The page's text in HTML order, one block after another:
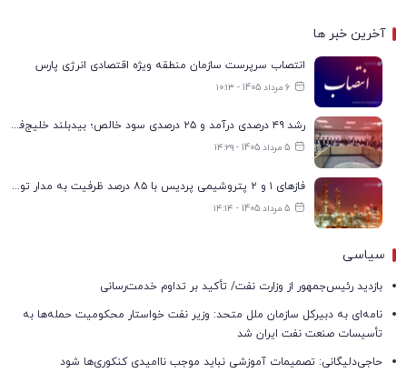
آخرین خبر ها
انتصاب سرپرست سازمان منطقه ویژه اقتصادی انرژی پارس
6 مرداد 1405 - ۱۰:۱۳
رشد ۴۹ درصدی درآمد و ۲۵ درصدی سود خالص؛ بیدبلند خلیج‌فارس سال ۱۴۰۴ را با رکوردهای جدید به پایان رساند
5 مرداد 1405 - ۱۴:۲۹
فازهای ۱ و ۲ پتروشیمی پردیس با ۸۵ درصد ظرفیت به مدار تولید بازگشتند
5 مرداد 1405 - ۱۴:۱۴
سیاسی
بازدید رئیس‌جمهور از وزارت نفت/ تأکید بر تداوم خدمت‌رسانی
نامه‌ای به دبیرکل سازمان ملل متحد: وزیر نفت خواستار محکومیت حمله‌ها به
تأسیسات صنعت نفت ایران شد
حاجی‌دلیگانی: تصمیمات آموزشی نباید موجب ناامیدی کنکوری‌ها شود